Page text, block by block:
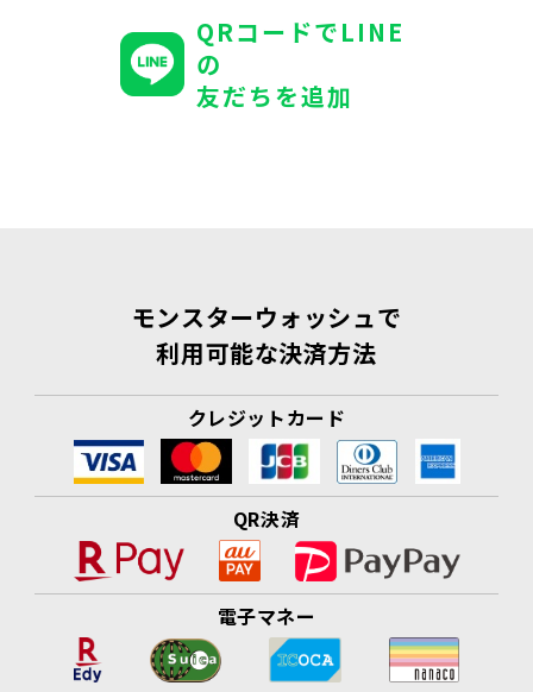
QRコードでLINE
の
友だちを追加
モンスターウォッシュで
利用可能な決済方法
クレジットカード
QR決済
電子マネー